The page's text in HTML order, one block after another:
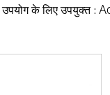
उपयोग के लिए उपयुक्त :